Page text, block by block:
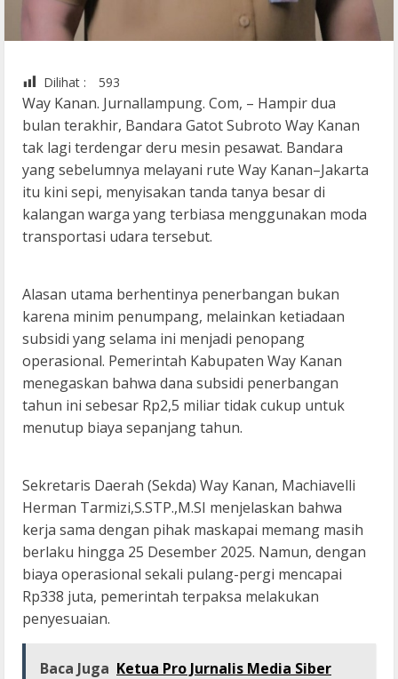
Dilihat : 593
Way Kanan. Jurnallampung. Com, – Hampir dua
bulan terakhir, Bandara Gatot Subroto Way Kanan
tak lagi terdengar deru mesin pesawat. Bandara
yang sebelumnya melayani rute Way Kanan–Jakarta
itu kini sepi, menyisakan tanda tanya besar di
kalangan warga yang terbiasa menggunakan moda
transportasi udara tersebut.
Alasan utama berhentinya penerbangan bukan
karena minim penumpang, melainkan ketiadaan
subsidi yang selama ini menjadi penopang
operasional. Pemerintah Kabupaten Way Kanan
menegaskan bahwa dana subsidi penerbangan
tahun ini sebesar Rp2,5 miliar tidak cukup untuk
menutup biaya sepanjang tahun.
Sekretaris Daerah (Sekda) Way Kanan, Machiavelli
Herman Tarmizi,S.STP.,M.SI menjelaskan bahwa
kerja sama dengan pihak maskapai memang masih
berlaku hingga 25 Desember 2025. Namun, dengan
biaya operasional sekali pulang-pergi mencapai
Rp338 juta, pemerintah terpaksa melakukan
penyesuaian.
Baca Juga Ketua Pro Jurnalis Media Siber